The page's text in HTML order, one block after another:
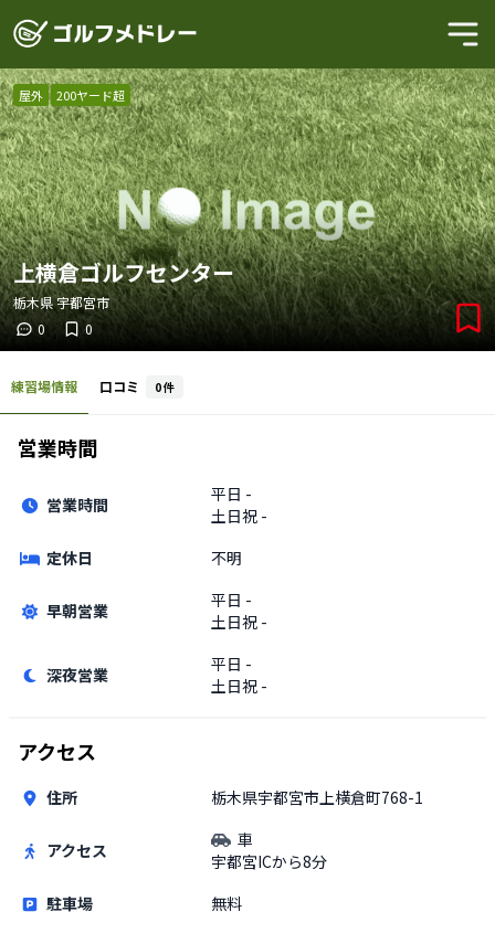
屋外 200ヤード超
上横倉ゴルフセンター
栃木県宇都宮市
0
0
練習場情報 口コミ 0件
営業時間
営業時間 平日 -
土日祝 -
定休日
不明
早朝営業 平日 -
土日祝 -
深夜営業 平日 -
土日祝 -
アクセス
住所 栃木県宇都宮市上横倉町768-1
アクセス
車
宇都宮ICから8分
駐車場
無料